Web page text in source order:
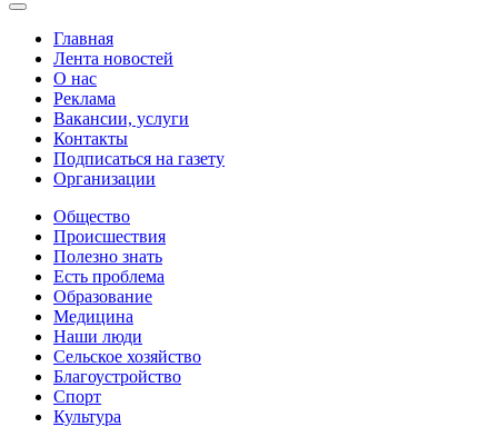
Главная
Лента новостей
О нас
Реклама
Вакансии, услуги
Контакты
Подписаться на газету
Организации
Общество
Происшествия
Полезно знать
Есть проблема
Образование
Медицина
Наши люди
Сельское хозяйство
Благоустройство
Спорт
Культура